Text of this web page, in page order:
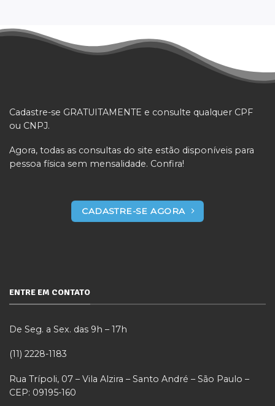
Cadastre-se GRATUITAMENTE e consulte qualquer CPF
ou CNPJ.
Agora, todas as consultas do site estão disponíveis para
pessoa física sem mensalidade. Confira!
CADASTRE-SE AGORA
ENTRE EM CONTATO
De Seg. a Sex. das 9h – 17h
(11) 2228-1183
Rua Trípoli, 07 – Vila Alzira – Santo André – São Paulo –
CEP: 09195-160